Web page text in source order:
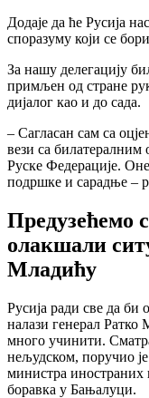
Додаје да ће Русија
споразуму који се
За нашу делегацију
примљен од стране
дијалог као и до сада.
– Сагласан сам са
вези са
Руске Федерације.
подршке и сарадње –
Предузећемо
олакшали
Младићу
Русија ради све да би
налази генерал
много учинити.
нељудском, поручио
министра иностраних
боравка у Бањалуци.